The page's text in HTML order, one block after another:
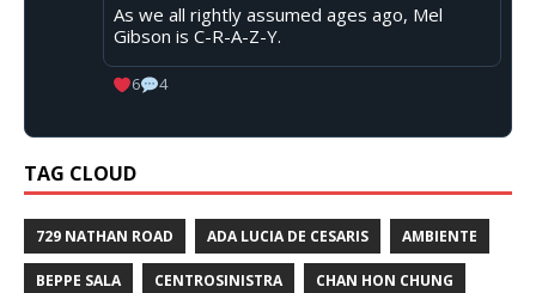
As we all rightly assumed ages ago, Mel
Gibson is C-R-A-Z-Y.
6 4
TAG CLOUD
729 NATHAN ROAD ADA LUCIA DE CESARIS AMBIENTE
BEPPE SALA CENTROSINISTRA CHAN HON CHUNG